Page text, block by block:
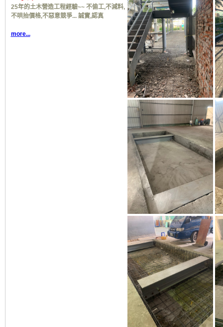
25年的土木營造工程經驗~~ 不偷工,不減料,
不哄抬價格,不惡意競爭... 誠實,認真
more...